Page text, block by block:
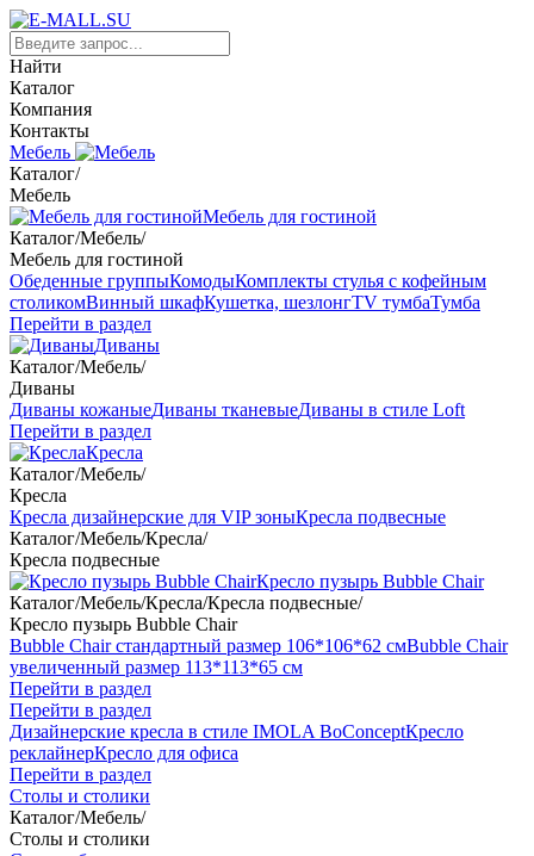
Найти
Каталог
Компания
Контакты
Мебель
Каталог/
Мебель
Мебель для гостиной
Каталог/Мебель/
Мебель для гостиной
Обеденные группыКомодыКомплекты стулья с кофейным
столикомВинный шкафКушетка, шезлонгTV тумбаТумба
Перейти в раздел
Диваны
Каталог/Мебель/
Диваны
Диваны кожаныеДиваны тканевыеДиваны в стиле Loft
Перейти в раздел
Кресла
Каталог/Мебель/
Кресла
Кресла дизайнерские для VIP зоныКресла подвесные
Каталог/Мебель/Кресла/
Кресла подвесные
Кресло пузырь Bubble Chair
Каталог/Мебель/Кресла/Кресла подвесные/
Кресло пузырь Bubble Chair
Bubble Chair стандартный размер 106*106*62 смBubble Chair
увеличенный размер 113*113*65 см
Перейти в раздел
Перейти в раздел
Дизайнерские кресла в стиле IMOLA BoConceptКресло
реклайнерКресло для офиса
Перейти в раздел
Столы и столики
Каталог/Мебель/
Столы и столики